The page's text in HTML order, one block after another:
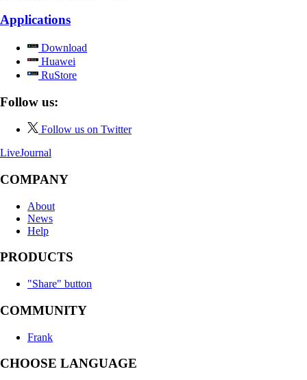
Applications
Download
Huawei
RuStore
Follow us:
Follow us on Twitter
LiveJournal
COMPANY
About
News
Help
PRODUCTS
"Share" button
COMMUNITY
Frank
CHOOSE LANGUAGE